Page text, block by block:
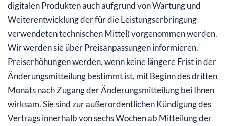
digitalen Produkten auch aufgrund von Wartung und
Weiterentwicklung der für die Leistungserbringung
verwendeten technischen Mittel) vorgenommen werden.
Wir werden sie über Preisanpassungen informieren.
Preiserhöhungen werden, wenn keine längere Frist in der
Änderungsmitteilung bestimmt ist, mit Beginn des dritten
Monats nach Zugang der Änderungsmitteilung bei Ihnen
wirksam. Sie sind zur außerordentlichen Kündigung des
Vertrags innerhalb von sechs Wochen ab Mitteilung der